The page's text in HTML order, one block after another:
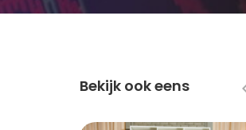
Bekijk ook eens